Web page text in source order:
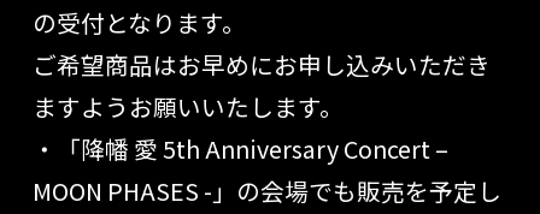
の受付となります。
ご希望商品はお早めにお申し込みいただき
ますようお願いいたします。
・「降幡 愛 5th Anniversary Concert –
MOON PHASES -」の会場でも販売を予定し